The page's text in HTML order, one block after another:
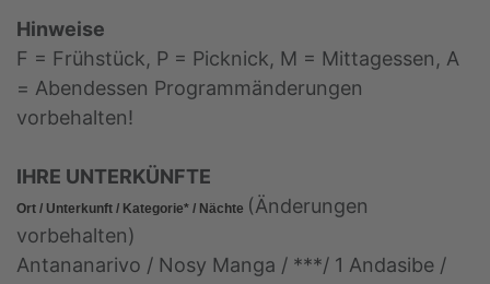
Hinweise
F = Frühstück, P = Picknick, M = Mittagessen, A
= Abendessen Programmänderungen
vorbehalten!
IHRE UNTERKÜNFTE
Ort / Unterkunft / Kategorie* / Nächte (Änderungen
vorbehalten)
Antananarivo / Nosy Manga / ***/ 1 Andasibe /